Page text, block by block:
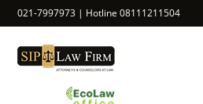
021-7997973 | Hotline 08111211504